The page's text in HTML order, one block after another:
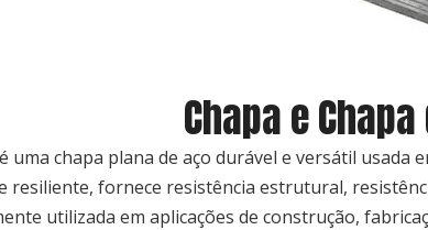
Chapa e
uma chapa plana de aço durável e versátil usada
resiliente, fornece resistência estrutural,
utilizada em aplicações de construção,